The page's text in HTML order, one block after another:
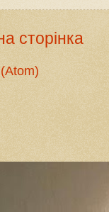
сторінка